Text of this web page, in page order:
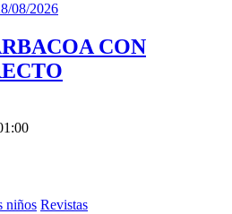
08/2026
CON
niños Revistas